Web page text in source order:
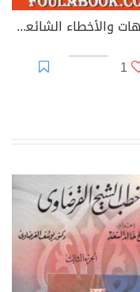
الشبهات والأخطاء الشائعة في الفكر الإسلامي
1